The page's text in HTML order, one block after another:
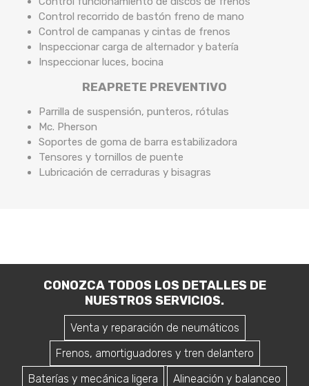
Control recorrido de bastón freno de mano
Control de campanas y cintas de frenos
Inspeccionar carga de alternador y batería
Inspeccionar luces, bocina
REAPRETE PREVENTIVO
Parrilla de suspensión, punteros, rótulas
Mc. Pherson
Soportes de goma de barra estabilizadora
Tensores y tornillos de puente
Lubricación de cerraduras y bisagras
CONOZCA TODOS LOS DETALLES DE
NUESTROS SERVICIOS.
Venta y reparación de neumáticos
Frenos, amortiguadores y tren delantero
Baterías y mecánica ligera
Alineación y balanceo